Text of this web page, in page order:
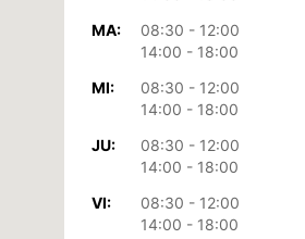
MA:
08:30 - 12:00
14:00 - 18:00
MI:
08:30 - 12:00
14:00 - 18:00
JU:
08:30 - 12:00
14:00 - 18:00
VI:
08:30 - 12:00
14:00 - 18:00